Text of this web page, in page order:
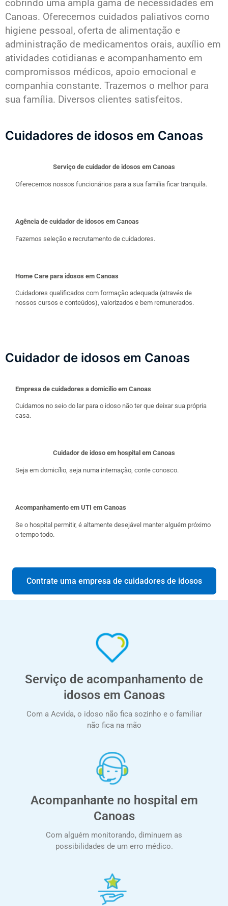
cobrindo uma ampla gama de necessidades em
Canoas. Oferecemos cuidados paliativos como
higiene pessoal, oferta de alimentação e
administração de medicamentos orais, auxílio em
atividades cotidianas e acompanhamento em
compromissos médicos, apoio emocional e
companhia constante. Trazemos o melhor para
sua família. Diversos clientes satisfeitos.
Cuidadores de idosos em Canoas
Serviço de cuidador de idosos em Canoas
Oferecemos nossos funcionários para a sua família ficar tranquila.
Agência de cuidador de idosos em Canoas
Fazemos seleção e recrutamento de cuidadores.
Home Care para idosos em Canoas
Cuidadores qualificados com formação adequada (através de
nossos cursos e conteúdos), valorizados e bem remunerados.
Cuidador de idosos em Canoas
Empresa de cuidadores a domicilio em Canoas
Cuidamos no seio do lar para o idoso não ter que deixar sua própria
casa.
Cuidador de idoso em hospital em Canoas
Seja em domicílio, seja numa internação, conte conosco.
Acompanhamento em UTI em Canoas
Se o hospital permitir, é altamente desejável manter alguém próximo
o tempo todo.
Contrate uma empresa de cuidadores de idosos
Serviço de acompanhamento de
idosos em Canoas
Com a Acvida, o idoso não fica sozinho e o familiar
não fica na mão
Acompanhante no hospital em
Canoas
Com alguém monitorando, diminuem as
possibilidades de um erro médico.